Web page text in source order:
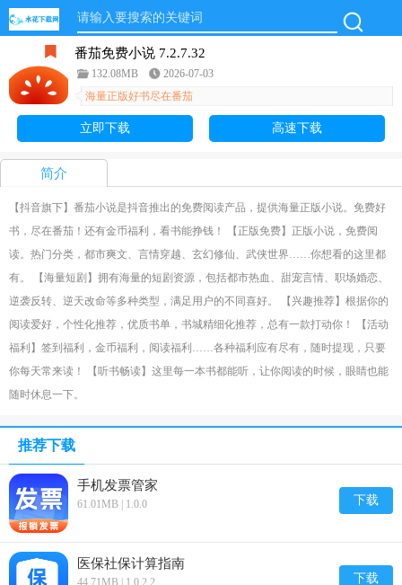
番茄免费小说 7.2.7.32
132.08MB
2026-07-03
海量正版好书尽在番茄
立即下载 高速下载
简介
【抖音旗下】番茄小说是抖音推出的免费阅读产品，提供海量正版小说。免费好
书，尽在番茄！还有金币福利，看书能挣钱！ 【正版免费】正版小说，免费阅
读。热门分类，都市爽文、言情穿越、玄幻修仙、武侠世界……你想看的这里都
有。 【海量短剧】拥有海量的短剧资源，包括都市热血、甜宠言情、职场婚恋、
逆袭反转、逆天改命等多种类型，满足用户的不同喜好。 【兴趣推荐】根据你的
阅读爱好，个性化推荐，优质书单，书城精细化推荐，总有一款打动你！ 【活动
福利】签到福利，金币福利，阅读福利……各种福利应有尽有，随时提现，只要
你每天常来读！ 【听书畅读】这里每一本书都能听，让你阅读的时候，眼睛也能
随时休息一下。
推荐下载
手机发票管家
61.01MB | 1.0.0 下载
医保社保计算指南
44.71MB | 1.0.2.2 下载